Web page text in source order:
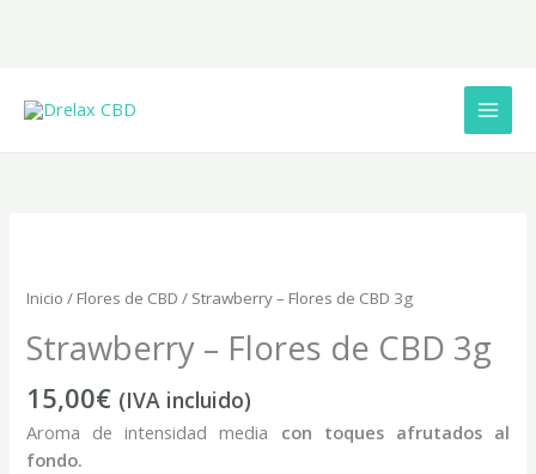
Inicio / Flores de CBD / Strawberry – Flores de CBD 3g
Strawberry – Flores de CBD 3g
15,00€ (IVA incluido)
Aroma de intensidad media con toques afrutados al
fondo.